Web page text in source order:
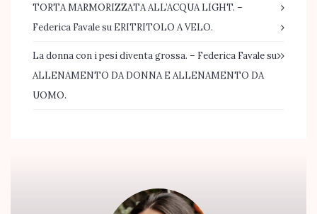
TORTA MARMORIZZATA ALL’ACQUA LIGHT. –
Federica Favalesu ERITRITOLO A VELO.
La donna con i pesi diventa grossa. – Federica Favalesu
ALLENAMENTO DA DONNA E ALLENAMENTO DA
UOMO.